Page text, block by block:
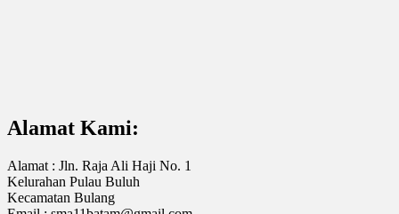
Alamat Kami:
Alamat : Jln. Raja Ali Haji No. 1
Kelurahan Pulau Buluh
Kecamatan Bulang